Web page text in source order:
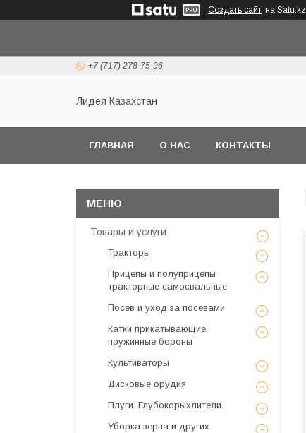
Создать сайт на Satu.kz
+7 (717) 278-75-96
Лидея Казахстан
ГЛАВНАЯ О НАС КОНТАКТЫ
Товары и услуги
Тракторы
Прицепы и полуприцепы
тракторные самосвальные
Посев и уход за посевами
Катки прикатывающие,
пружинные бороны
Культиваторы
Дисковые орудия
Плуги. Глубокорыхлители.
Уборка зерна и других